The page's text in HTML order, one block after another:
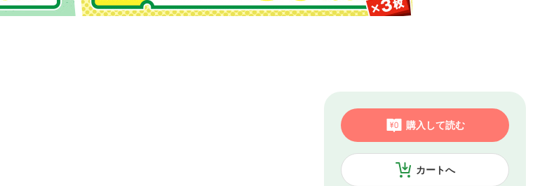
カートへ
購入して読む